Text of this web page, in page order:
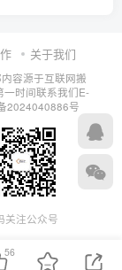
关于我们
容源于互联网搬
一时间联系我们E-
2024040886号
关注公众号
56